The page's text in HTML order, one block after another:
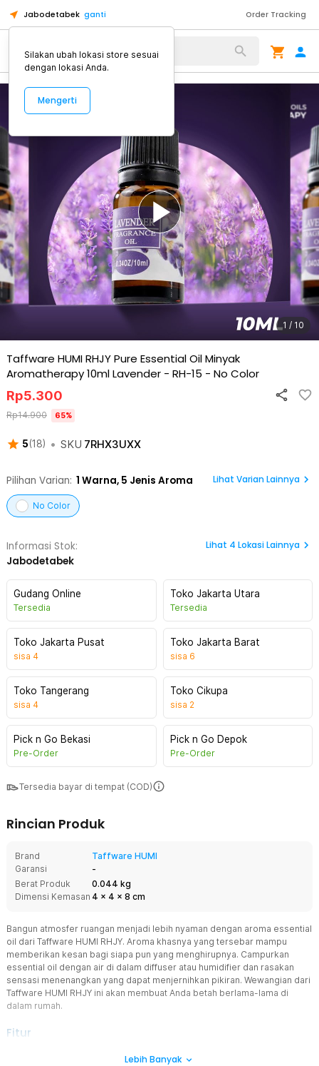
Jabodetabek ganti Order Tracking
Alat Kopi
1 / 10
Taffware HUMI RHJY Pure Essential Oil Minyak
Aromatherapy 10ml Lavender - RH-15 - No Color
5(18) • SKU 7RHX3UXX
Rp5.300
Rp14.900 65%
Pilihan Varian: 1 Warna, 5 Jenis Aroma Lihat Varian Lainnya
No Color
Informasi Stok:
Jabodetabek
Lihat 4 Lokasi Lainnya
Gudang Online
Tersedia
Toko Jakarta Utara
Tersedia
Toko Jakarta Pusat
sisa 4
Toko Jakarta Barat
sisa 6
Toko Tangerang
sisa 4
Toko Cikupa
sisa 2
Pick n Go Bekasi
Pre-Order
Pick n Go Depok
Pre-Order
Tersedia bayar di tempat (COD)
Rincian Produk
Brand
Taffware HUMI
Garansi
-
Berat Produk
0.044 kg
Dimensi Kemasan 4 x 4 x 8 cm
Bangun atmosfer ruangan menjadi lebih nyaman dengan aroma essential
oil dari Taffware HUMI RHJY. Aroma khasnya yang tersebar mampu
memberikan kesan bagi siapa pun yang menghirupnya. Campurkan
essential oil dengan air di dalam diffuser atau humidifier dan rasakan
sensasi menenangkan yang dapat menjernihkan pikiran. Wewangian dari
Taffware HUMI RHJY ini akan membuat Anda betah berlama-lama di
dalam rumah.
Fitur
Aromaterapi yang MelegakanLebih Banyak
Silakan ubah lokasi store sesuai
dengan lokasi Anda.
Mengerti